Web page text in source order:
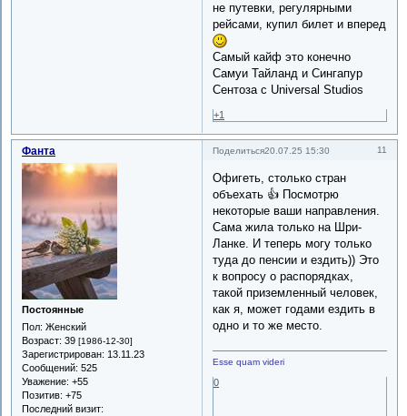
не путевки, регулярными
рейсами, купил билет и вперед
Самый кайф это конечно
Самуи Тайланд и Сингапур
Сентоза с Universal Studios
+1
Поделиться 11
20.07.25 15:30
Фанта
Постоянные
Пол: Женский
Возраст: 39 [1986-12-30]
Зарегистрирован: 13.11.23
Сообщений: 525
Уважение: +55
Позитив: +75
Последний визит:
Офигеть, столько стран
объехать 👍 Посмотрю
некоторые ваши направления.
Сама жила только на Шри-
Ланке. И теперь могу только
туда до пенсии и ездить)) Это
к вопросу о распорядках,
такой приземленный человек,
как я, может годами ездить в
одно и то же место.
Esse quam videri
0